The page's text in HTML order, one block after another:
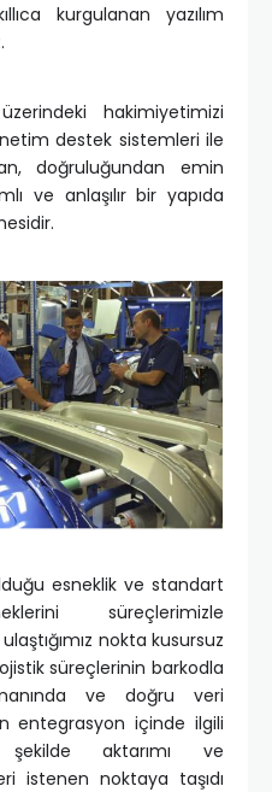
kurgulanan yazılım
hakimiyetimizi
destek sistemleri ile
doğruluğundan emin
ve anlaşılır bir yapıda
esneklik ve standart
süreçlerimizle
nokta kusursuz
süreçlerinin barkodla
ve doğru veri
entegrasyon içinde ilgili
aktarımı ve
istenen noktaya taşıdı